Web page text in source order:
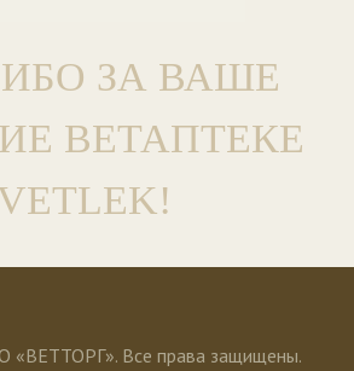
ЗА ВАШЕ
ВЕТАПТЕКЕ
«ВЕТТОРГ». Все права защищены.